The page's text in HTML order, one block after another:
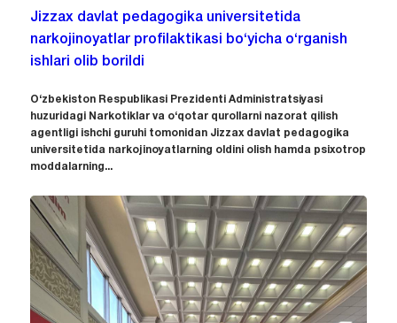
Jizzax davlat pedagogika universitetida
narkojinoyatlar profilaktikasi bo‘yicha o‘rganish
ishlari olib borildi
O‘zbekiston Respublikasi Prezidenti Administratsiyasi
huzuridagi Narkotiklar va o‘qotar qurollarni nazorat qilish
agentligi ishchi guruhi tomonidan Jizzax davlat pedagogika
universitetida narkojinoyatlarning oldini olish hamda psixotrop
moddalarning...